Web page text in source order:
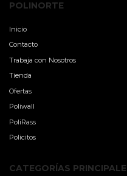
POLINORTE
Inicio
Contacto
Trabaja con Nosotros
Tienda
Ofertas
Poliwall
PoliRass
Policitos
CATEGORÍAS